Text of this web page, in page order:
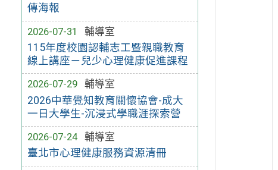
傳海報
2026-07-31
輔導室
115年度校園認輔志工暨親職教育
線上講座－兒少心理健康促進課程
2026-07-29
輔導室
2026中華覺知教育關懷協會-成大
一日大學生-沉浸式學職涯探索營
2026-07-24
輔導室
臺北市心理健康服務資源清冊